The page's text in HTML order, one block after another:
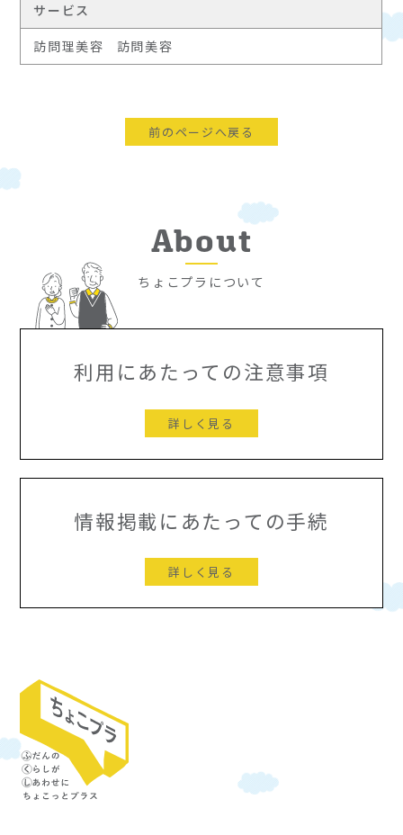
サービス
訪問理美容
訪問美容
前のページへ戻る
About
ちょこプラについて
利用にあたっての注意事項
詳しく見る
情報掲載にあたっての手続
詳しく見る